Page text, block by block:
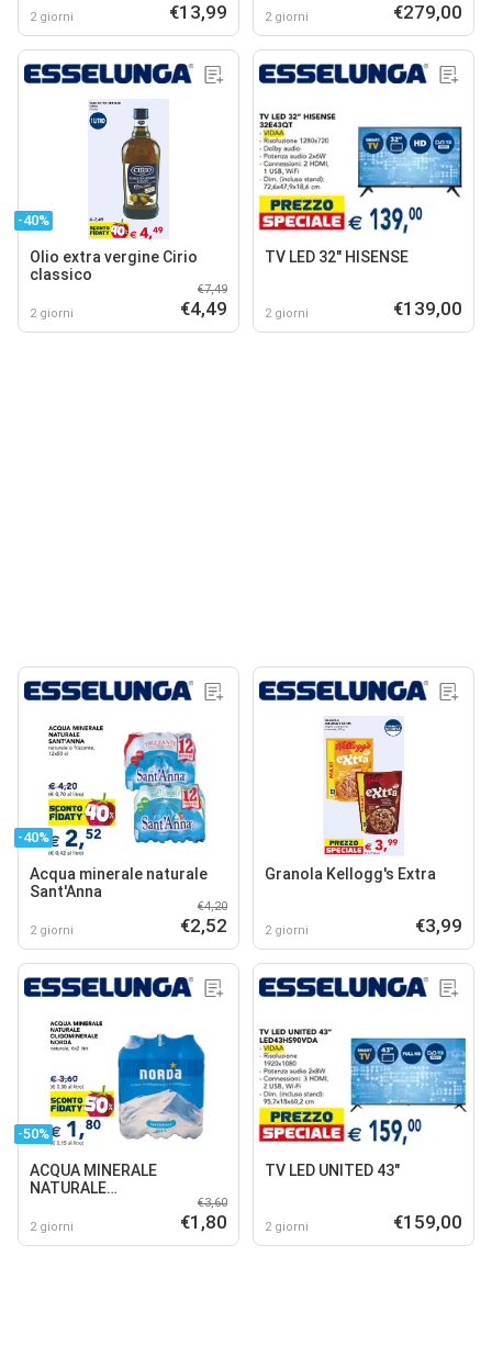
2 giorni €13,99 2 giorni €279,00
-40%
Olio extra vergine Cirio
classico
2 giorni
€7,49
€4,49
TV LED 32" HISENSE
2 giorni €139,00
-40%
Acqua minerale naturale
Sant'Anna
2 giorni
€4,20
€2,52
Granola Kellogg's Extra
2 giorni €3,99
-50%
ACQUA MINERALE
NATURALE
OLIGOMINERALE NORDA
2 giorni
€3,60
€1,80
TV LED UNITED 43"
2 giorni €159,00